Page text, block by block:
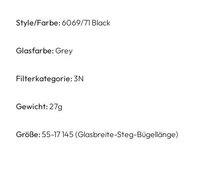
Style/Farbe: 6069/71 Black
Glasfarbe: Grey
Filterkategorie: 3N
Gewicht: 27g
Größe: 55-17 145 (Glasbreite-Steg-Bügellänge)